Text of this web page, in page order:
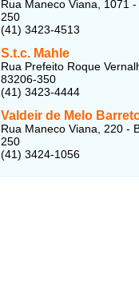
Rua Maneco Viana, 1071
250
(41) 3423-4513
S.t.c. Mahle
Rua Prefeito Roque
83206-350
(41) 3423-4444
Valdeir de Melo
Rua Maneco Viana, 220 -
250
(41) 3424-1056